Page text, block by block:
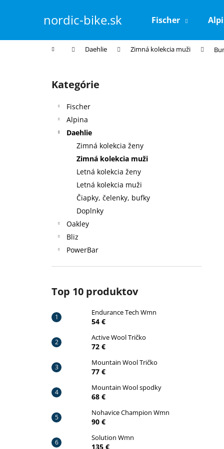
nordic-bike.sk Fischer
Domov Daehlie Zimná kolekcia muži
Preskočiť
kategórie
Kategórie
Fischer
Alpina
Daehlie
Zimná kolekcia ženy
Zimná kolekcia muži
Letná kolekcia ženy
Letná kolekcia muži
Čiapky, čelenky, bufky
Doplnky
Oakley
Bliz
PowerBar
Top 10 produktov
Endurance Tech Wmn
54 €
Active Wool Tričko
72 €
Mountain Wool Tričko
77 €
Mountain Wool spodky
68 €
Nohavice Champion Wmn
90 €
Solution Wmn
135 €
í
Späť
do
Späť
do
ENDURANCE TECH WMN
54 €
Pôvodne:59 €